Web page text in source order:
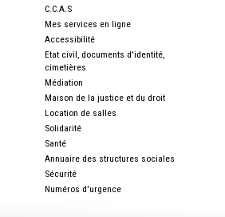
C.C.A.S
Mes services en ligne
Accessibilité
Etat civil, documents d'identité,
cimetières
Médiation
Maison de la justice et du droit
Location de salles
Solidarité
Santé
Annuaire des structures sociales
Sécurité
Numéros d'urgence